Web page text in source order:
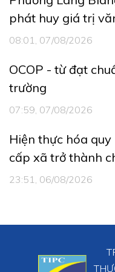
phát huy giá trị
08:01, 07/08/2026
OCOP - từ đạt
trường
07:59, 07/08/2026
Hiện thực hóa
cấp xã trở thành
23:51, 06/08/2026